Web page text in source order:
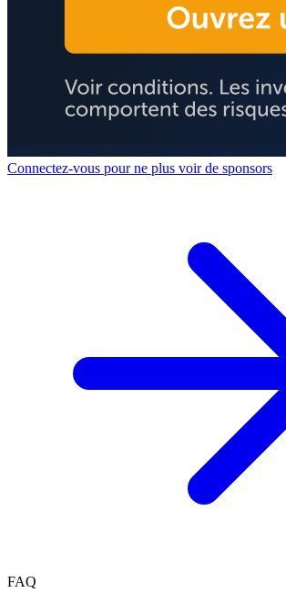
Connectez-vous pour ne plus voir de sponsors
FAQ